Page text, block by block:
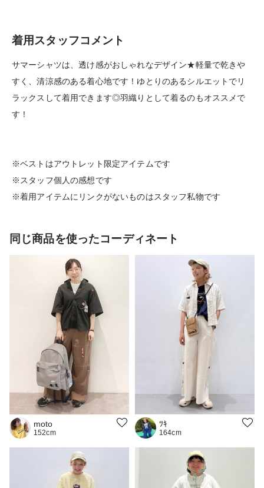
着用スタッフコメント
サマーシャツは、透け感がおしゃれなデザイン★軽量で乾きや
すく、清涼感のある着心地です！ゆとりのあるシルエットでリ
ラックスして着用できます◎羽織りとして着るのもオススメで
す！
※ベストはアウトレット限定アイテムです
※スタッフ個人の感想です
※着用アイテムにリンクがないものはスタッフ私物です
同じ商品を使ったコーディネート
moto
152cm
ﾂｷ
164cm